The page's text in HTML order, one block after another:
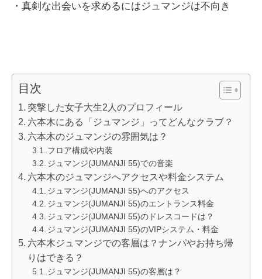
・真剣な出会いを求めるにはジュマンジは不向き
目次
突撃した女子大生2人のプロフィール
六本木にある「ジュマンジ」ってどんなクラブ？
六本木のジュマンジの雰囲気は？
フロア構成や内装
ジュマンジ(JUMANJI 55)での音楽
六本木のジュマンジへアクセスや料金システム
ジュマンジ(JUMANJI 55)へのアクセス
ジュマンジ(JUMANJI 55)のエントランス料金
ジュマンジ(JUMANJI 55)のドレスコードは？
ジュマンジ(JUMANJI 55)のVIPシステム・料金
六本木ジュマンジでの客層は？ナンパやお持ち帰
りはできる？
ジュマンジ(JUMANJI 55)の客層は？